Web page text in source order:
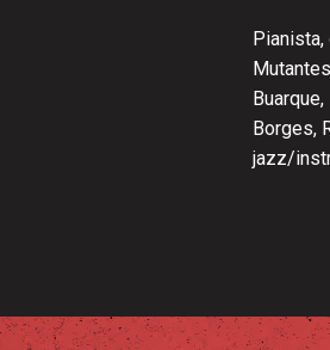
Pianista,
Borges,
jazz/